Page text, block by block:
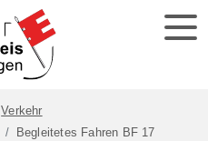
Verkehr
Begleitetes Fahren BF 17